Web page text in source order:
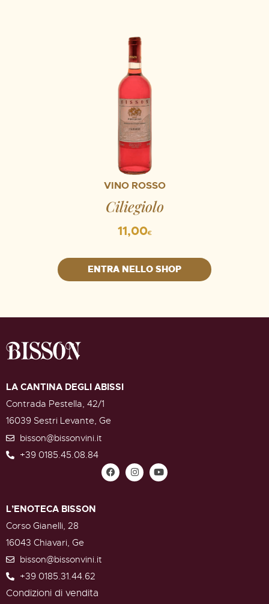
VINO ROSSO
Ciliegiolo
11,00€
ENTRA NELLO SHOP
LA CANTINA DEGLI ABISSI
Contrada Pestella, 42/1
16039 Sestri Levante, Ge
bisson@bissonvini.it
+39 0185.45.08.84
L’ENOTECA BISSON
Corso Gianelli, 28
16043 Chiavari, Ge
bisson@bissonvini.it
+39 0185.31.44.62
Condizioni di vendita